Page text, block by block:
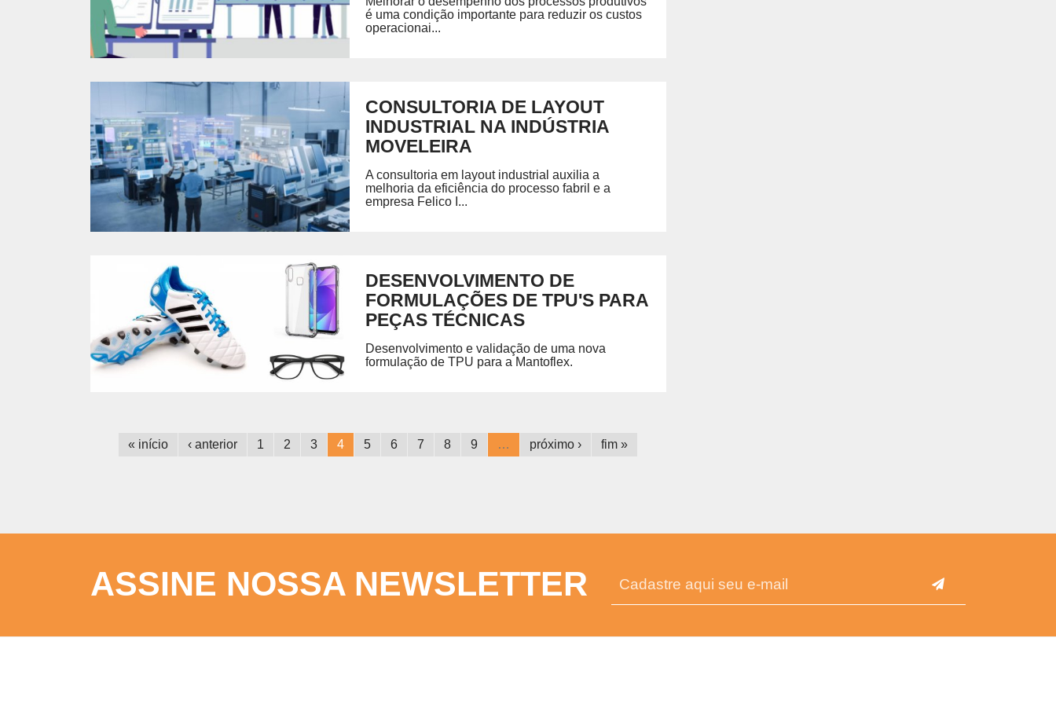
é uma condição importante para reduzir os custos
operacionai...
CONSULTORIA DE LAYOUT
INDUSTRIAL NA INDÚSTRIA
MOVELEIRA
A consultoria em layout industrial auxilia a
melhoria da eficiência do processo fabril e a
empresa Felico I...
DESENVOLVIMENTO DE
FORMULAÇÕES DE TPU'S PARA
PEÇAS TÉCNICAS
Desenvolvimento e validação de uma nova
formulação de TPU para a Mantoflex.
« início ‹ anterior 1 2 3 4 5 6 7 8 9 … próximo › fim »
ASSINE NOSSA NEWSLETTER